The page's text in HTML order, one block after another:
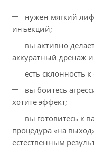
нужен мягкий
инъекций;
вы активно
аккуратный дренаж
есть склонность
вы боитесь
хотите эффект;
вы готовитесь к
процедура «на
естественным